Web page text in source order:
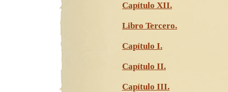
Capítulo XII.
Libro Tercero.
Capítulo I.
Capítulo II.
Capítulo III.